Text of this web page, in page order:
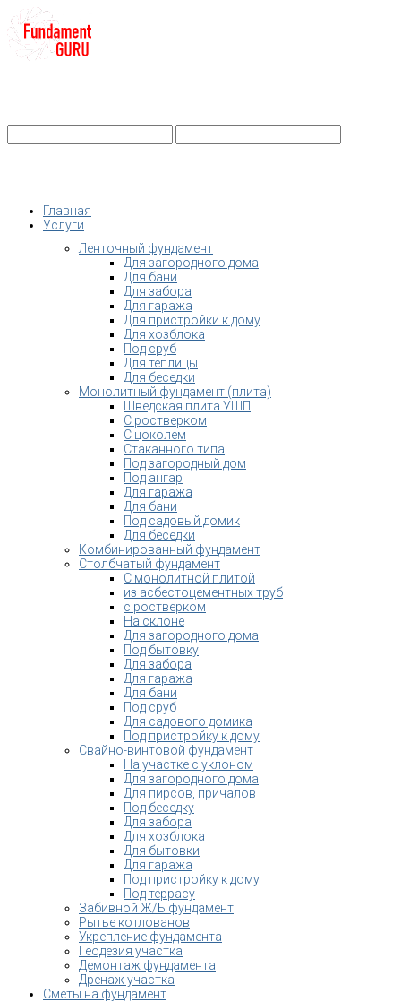
Главная
Услуги
Ленточный фундамент
Для загородного дома
Для бани
Для забора
Для гаража
Для пристройки к дому
Для хозблока
Под сруб
Для теплицы
Для беседки
Монолитный фундамент (плита)
Шведская плита УШП
С ростверком
С цоколем
Стаканного типа
Под загородный дом
Под ангар
Для гаража
Для бани
Под садовый домик
Для беседки
Комбинированный фундамент
Столбчатый фундамент
С монолитной плитой
из асбестоцементных труб
с ростверком
На склоне
Для загородного дома
Под бытовку
Для забора
Для гаража
Для бани
Под сруб
Для садового домика
Под пристройку к дому
Свайно-винтовой фундамент
На участке с уклоном
Для загородного дома
Для пирсов, причалов
Под беседку
Для забора
Для хозблока
Для бытовки
Для гаража
Под пристройку к дому
Под террасу
Забивной Ж/Б фундамент
Рытье котлованов
Укрепление фундамента
Геодезия участка
Демонтаж фундамента
Дренаж участка
Сметы на фундамент